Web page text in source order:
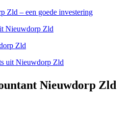
Zld – een goede investering
Nieuwdorp Zld
Zld
uit Nieuwdorp Zld
Nieuwdorp Zld